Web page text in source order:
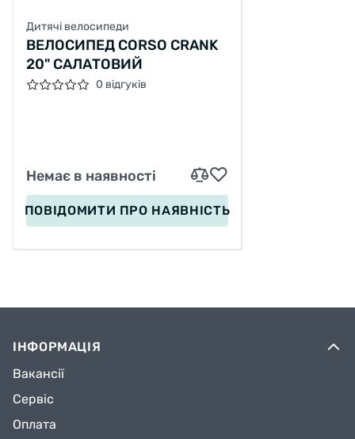
Дитячі велосипеди
ВЕЛОСИПЕД CORSO CRANK
20" САЛАТОВИЙ
0 відгуків
Немає в наявності
ПОВІДОМИТИ ПРО НАЯВНІСТЬ
ІНФОРМАЦІЯ
Вакансії
Сервіс
Оплата